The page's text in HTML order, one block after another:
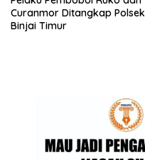
Curanmor Ditangkap Polsek
Binjai Timur